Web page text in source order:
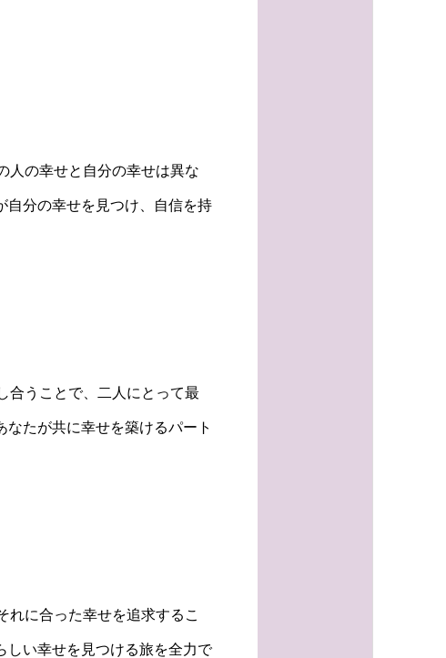
人の幸せと自分の幸せは異な
自分の幸せを見つけ、自信を持
合うことで、二人にとって最
たが共に幸せを築けるパート
れに合った幸せを追求するこ
しい幸せを見つける旅を全力で